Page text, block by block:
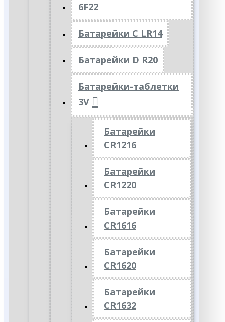
6F22
Батарейки C LR14
Батарейки D R20
Батарейки-таблетки
3V
Батарейки
CR1216
Батарейки
CR1220
Батарейки
CR1616
Батарейки
CR1620
Батарейки
CR1632